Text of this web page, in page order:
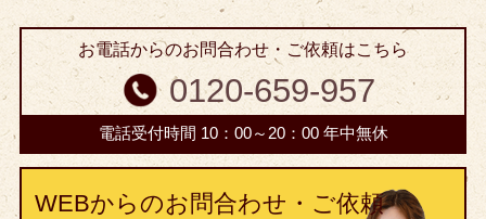
お電話からのお問合わせ・ご依頼はこちら
0120-659-957
電話受付時間 10：00～20：00 年中無休
WEBからのお問合わせ・ご依頼